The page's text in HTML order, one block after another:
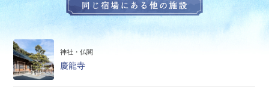
神社・仏閣
慶龍寺